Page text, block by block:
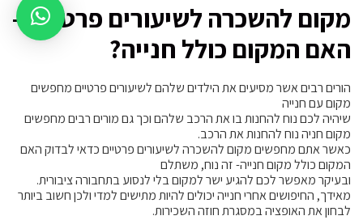
מקום להשכרה לשיעורים פרטיים –
האם המקום כולל חנייה?
הורים רבים אשר מסיעים את הילדים שלהם לשיעורים פרטיים מחפשים
מקום עם חנייה
שיהיה לכם נוח להחנות בו את הרכב שלהם וכך גם מורים רבים מחפשים
מקום חניה נוח להחנות את הרכב.
כאשר אתם מחפשים מקום להשכרה לשיעורים פרטיים כדאי לבדוק האם
המקום כולל מקום חנייה- זה נוח, משתלם
ובעיקר מאפשר לכם להגיע ישר למקום בלי לנסוע בתחבורה ציבורית.
מאידך, החיפושים אחרי חנייה יכולים להיות מתישים למדי ולכן חשוב ביותר
לבחון את האופציה במסגרת חוזה השכירות.